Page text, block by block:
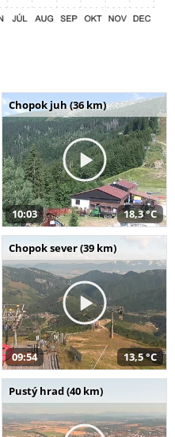
Chopok juh (36 km)
10:03 18,3 °C
Chopok sever (39 km)
09:54 13,5 °C
Pustý hrad (40 km)